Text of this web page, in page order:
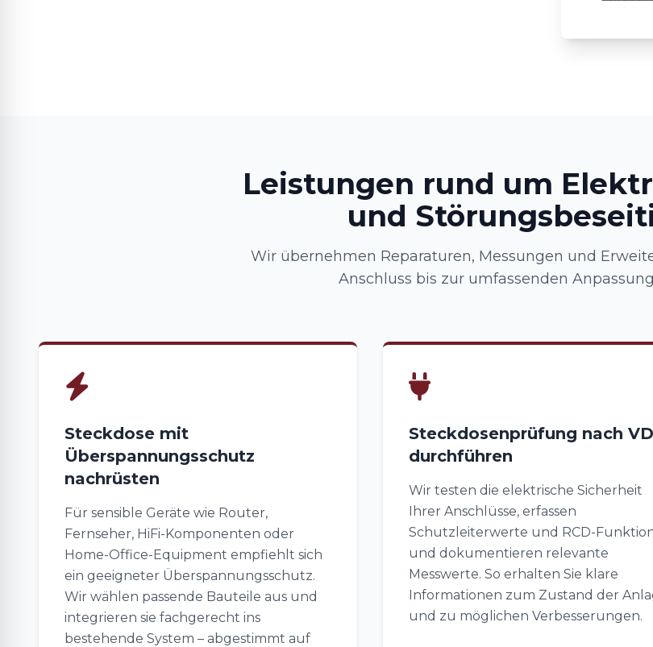
Leistungen rund um
und
Wir übernehmen Reparaturen, Messungen und
Anschluss bis zur umfassenden
Steckdose mit
Überspannungsschutz
nachrüsten
Für sensible Geräte wie Router,
Fernseher, HiFi-Komponenten oder
Home-Office-Equipment empfiehlt sich
ein geeigneter Überspannungsschutz.
Wir wählen passende Bauteile aus und
integrieren sie fachgerecht ins
bestehende System – abgestimmt auf
Steckdosenprüfung nach
durchführen
Wir testen die elektrische Sicherheit
Ihrer Anschlüsse, erfassen
Schutzleiterwerte und RCD-
und dokumentieren relevante
Messwerte. So erhalten Sie klare
Informationen zum Zustand der
und zu möglichen Verbesserungen.